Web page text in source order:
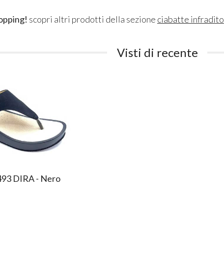
scopri altri prodotti della sezione ciabatte infradito
Visti di recente
DIRA - Nero